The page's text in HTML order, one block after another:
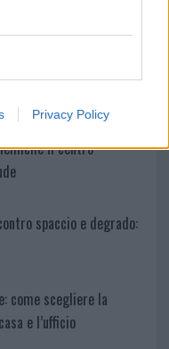
Privacy Policy
bella anche dal
il centro
spaccio e degrado:
come scegliere la
e l’ufficio